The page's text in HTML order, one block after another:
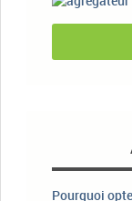
Pourquoi